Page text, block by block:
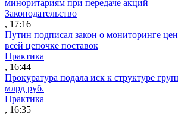
миноритариям при передаче акций
Законодательство
, 17:16
Путин подписал закон о мониторинге
всей цепочке поставок
Практика
, 16:44
Прокуратура подала иск к структуре
млрд руб.
Практика
, 16:35